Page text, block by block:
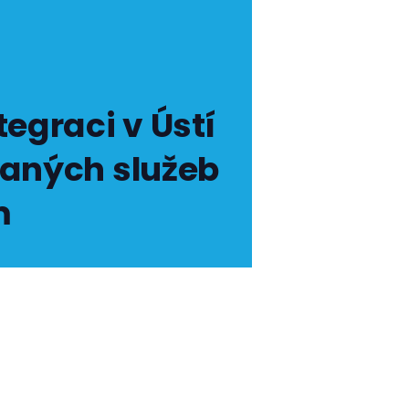
v Ústí
služeb